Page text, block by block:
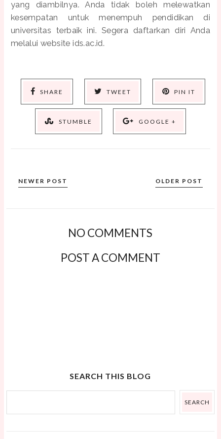
yang diambilnya. Anda tidak boleh melewatkan
kesempatan untuk menempuh pendidikan di
universitas terbaik ini. Segera daftarkan diri Anda
melalui website ids.ac.id.
SHARE TWEET PIN IT
STUMBLE GOOGLE +
NEWER POST OLDER POST
NO COMMENTS
POST A COMMENT
SEARCH THIS BLOG